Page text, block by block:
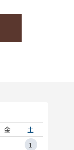
金
土
1